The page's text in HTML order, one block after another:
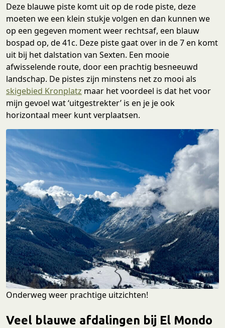
Deze blauwe piste komt uit op de rode piste, deze
moeten we een klein stukje volgen en dan kunnen we
op een gegeven moment weer rechtsaf, een blauw
bospad op, de 41c. Deze piste gaat over in de 7 en komt
uit bij het dalstation van Sexten. Een mooie
afwisselende route, door een prachtig besneeuwd
landschap. De pistes zijn minstens net zo mooi als
skigebied Kronplatz maar het voordeel is dat het voor
mijn gevoel wat ‘uitgestrekter’ is en je je ook
horizontaal meer kunt verplaatsen.
Onderweg weer prachtige uitzichten!
Veel blauwe afdalingen bij El Mondo